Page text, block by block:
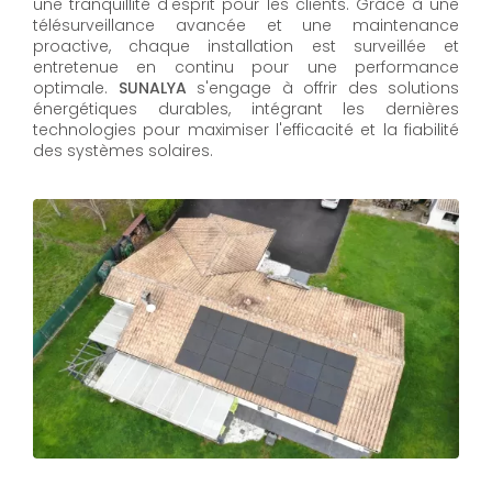
une tranquillité d'esprit pour les clients. Grâce à une
télésurveillance avancée et une maintenance
proactive, chaque installation est surveillée et
entretenue en continu pour une performance
optimale. SUNALYA s'engage à offrir des solutions
énergétiques durables, intégrant les dernières
technologies pour maximiser l'efficacité et la fiabilité
des systèmes solaires.